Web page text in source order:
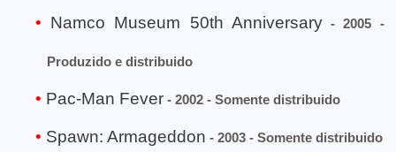
Namco Museum 50th Anniversary- 2005 -
Produzido e distribuido
Pac-Man Fever - 2002 - Somente distribuido
Spawn: Armageddon - 2003 - Somente distribuido